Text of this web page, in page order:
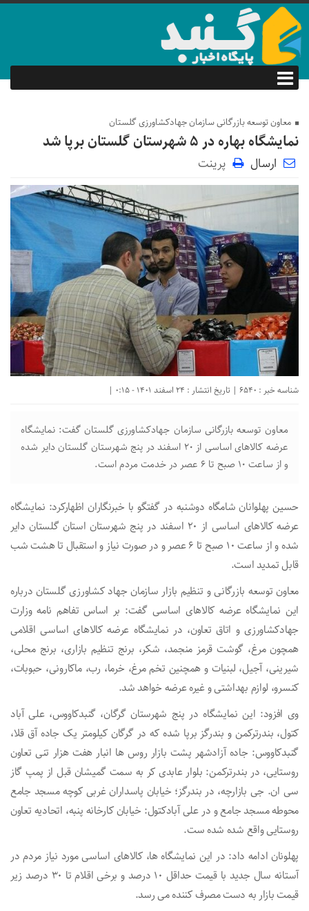
معاون توسعه بازرگانی سازمان جهادکشاورزی گلستان
نمایشگاه بهاره در ۵ شهرستان گلستان برپا شد
ارسال پرینت
شناسه خبر : 6540 | تاریخ انتشار : 24 اسفند 1401 - 0:15 |
معاون توسعه بازرگانی سازمان جهادکشاورزی گلستان گفت: نمایشگاه
عرضه کالاهای اساسی از ۲۰ اسفند در پنج شهرستان گلستان دایر شده
و از ساعت ۱۰ صبح تا ۶ عصر در خدمت مردم است.
حسین پهلوانان شامگاه دوشنبه در گفتگو با خبرنگاران اظهارکرد: نمایشگاه
عرضه کالاهای اساسی از ۲۰ اسفند در پنج شهرستان استان گلستان دایر
شده و از ساعت ۱۰ صبح تا ۶ عصر و در صورت نیاز و استقبال تا هشت شب
قابل تمدید است.
معاون توسعه بازرگانی و تنظیم بازار سازمان جهاد کشاورزی گلستان درباره
این نمایشگاه عرضه کالاهای اساسی گفت: بر اساس تفاهم نامه وزارت
جهادکشاورزی و اتاق تعاون، در نمایشگاه عرضه کالاهای اساسی اقلامی
همچون مرغ، گوشت قرمز منجمد، شکر، برنج تنظیم بازاری، برنج محلی،
شیرینی، آجیل، لبنیات و همچنین تخم مرغ، خرما، رب، ماکارونی، حبوبات،
کنسرو، لوازم بهداشتی و غیره عرضه خواهد شد.
وی افزود: این نمایشگاه در پنج شهرستان گرگان، گنبدکاووس، علی آباد
کتول، بندرترکمن و بندرگز برپا شده که در گرگان کیلومتر یک جاده آق قلا،
گنبدکاووس: جاده آزادشهر پشت بازار روس ها انبار هفت هزار تنی تعاون
روستایی، در بندرترکمن: بلوار عابدی کر به سمت گمیشان قبل از پمپ گاز
سی ان. جی بازارچه، در بندرگز؛ خیابان پاسداران غربی کوچه مسجد جامع
محوطه مسجد جامع و در علی آبادکتول: خیابان کارخانه پنبه، اتحادیه تعاون
روستایی واقع شده شده ست.
پهلونان ادامه داد: در این نمایشگاه ها، کالاهای اساسی مورد نیاز مردم در
آستانه سال جدید با قیمت حداقل ۱۰ درصد و برخی اقلام تا ۳۰ درصد زیر
قیمت بازار به دست مصرف کننده می رسد.